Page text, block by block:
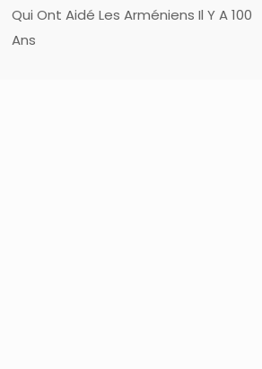
Qui Ont Aidé Les Arméniens Il Y A 100
Ans